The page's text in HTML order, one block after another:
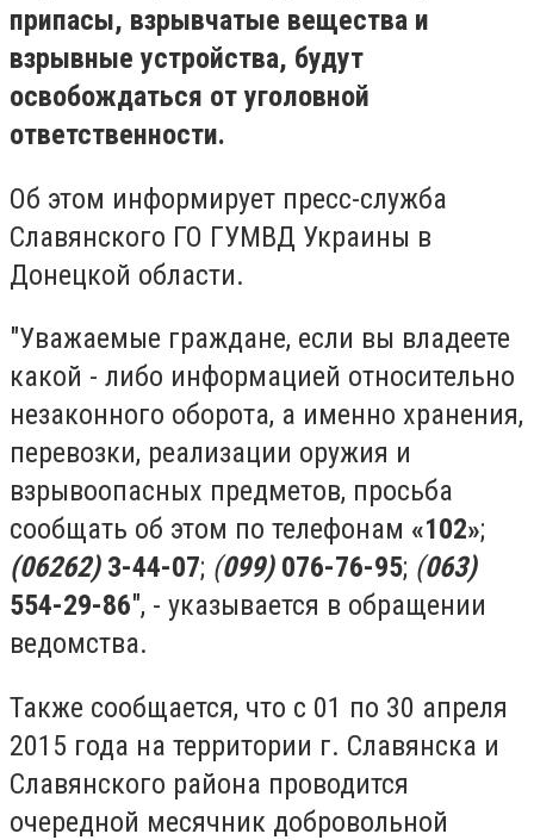
припасы, взрывчатые вещества и
взрывные устройства, будут
освобождаться от уголовной
ответственности.
Об этом информирует пресс-служба
Славянского ГО ГУМВД Украины в
Донецкой области.
"Уважаемые граждане, если вы владеете
какой - либо информацией относительно
незаконного оборота, а именно хранения,
перевозки, реализации оружия и
взрывоопасных предметов, просьба
сообщать об этом по телефонам «102»;
(06262)3-44-07; (099)076-76-95; (063)
554-29-86", - указывается в обращении
ведомства.
Также сообщается, что с 01 по 30 апреля
2015 года на территории г. Славянска и
Славянского района проводится
очередной месячник добровольной